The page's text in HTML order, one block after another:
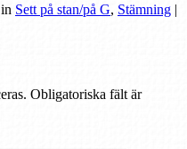
in Sett på stan/på G, Stämning |
Obligatoriska fält är